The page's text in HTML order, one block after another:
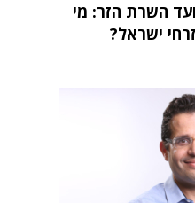
השרת הזר: מי
ישראל?